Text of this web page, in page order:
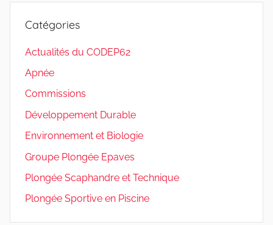
Catégories
Actualités du CODEP62
Apnée
Commissions
Développement Durable
Environnement et Biologie
Groupe Plongée Epaves
Plongée Scaphandre et Technique
Plongée Sportive en Piscine